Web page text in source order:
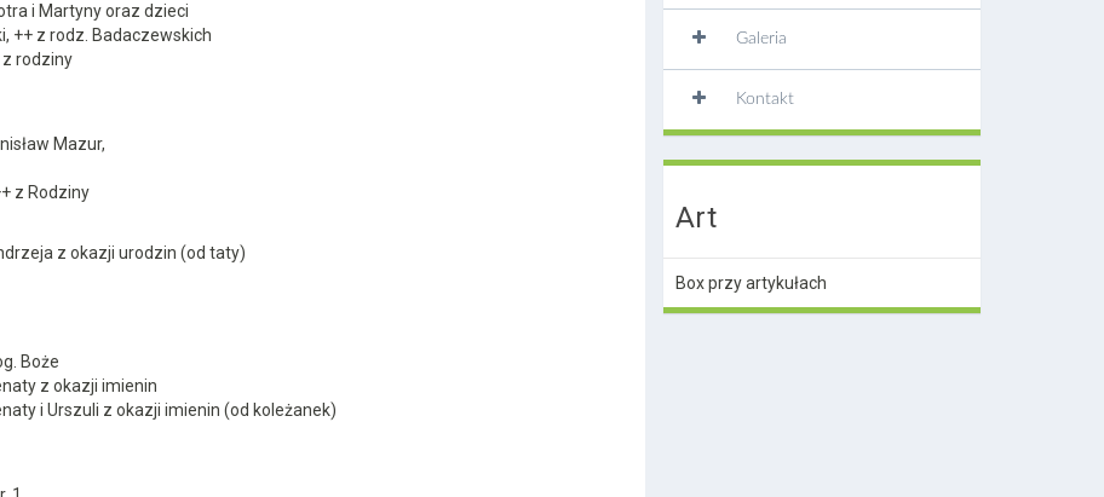
i Martyny oraz dzieci
++ z rodz. Badaczewskich
rodziny
Mazur,
z Rodziny
z okazji urodzin (od taty)
Boże
z okazji imienin
i Urszuli z okazji imienin (od koleżanek)
Galeria
Kontakt
Art
Box przy artykułach